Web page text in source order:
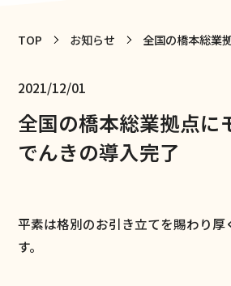
TOP お知らせ 全国の橋本総業
2021/12/01
全国の橋本総業拠点に
でんきの導入完了
平素は格別のお引き立てを賜わり厚
す。